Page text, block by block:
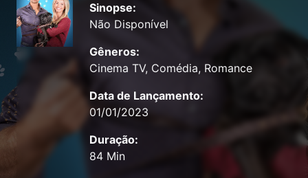
Sinopse:
Não Disponível
Gêneros:
Cinema TV, Comédia, Romance
Data de Lançamento:
01/01/2023
Duração:
84 Min